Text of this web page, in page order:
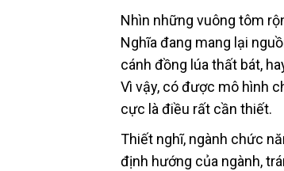
Nhìn những vuông tôm
Nghĩa đang mang lại
cánh đồng lúa thất bát,
Vì vậy, có được mô hình
cực là điều rất cần thiết.
Thiết nghĩ, ngành chức
định hướng của ngành,